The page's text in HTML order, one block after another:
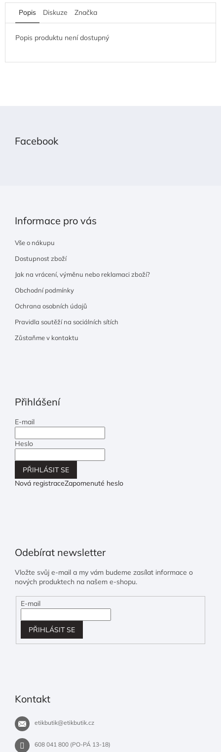
Popis Diskuze Značka
Popis produktu není dostupný
Facebook
Informace pro vás
Vše o nákupu
Dostupnost zboží
Jak na vrácení, výměnu nebo reklamaci zboží?
Obchodní podmínky
Ochrana osobních údajů
Pravidla soutěží na sociálních sítích
Zůstaňme v kontaktu
Přihlášení
E-mail
Heslo
PŘIHLÁSIT SE
Nová registraceZapomenuté heslo
Odebírat newsletter
Vložte svůj e-mail a my vám budeme zasílat informace o
nových produktech na našem e-shopu.
E-mail
PŘIHLÁSIT SE
Kontakt
etikbutik@etikbutik.cz
608 041 800 (PO-PÁ 13-18)